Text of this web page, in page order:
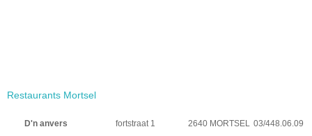
Restaurants Mortsel
D'n anvers fortstraat 1 2640 MORTSEL
03/448.06.09